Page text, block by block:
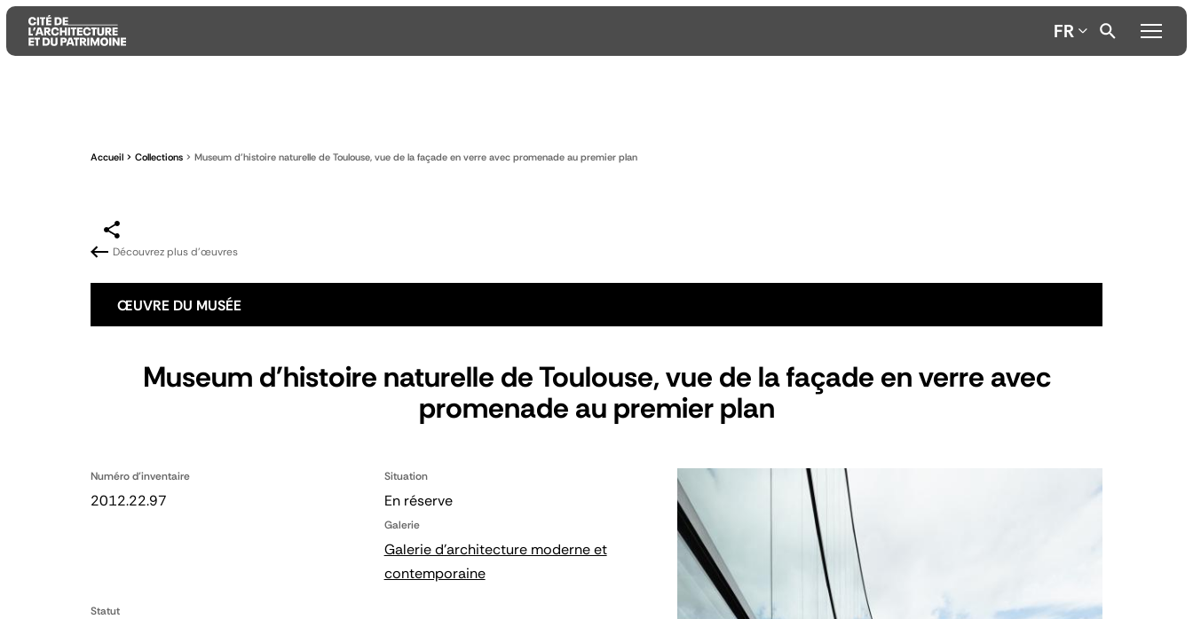
FR
Accueil Collections Museum d'histoire naturelle de Toulouse, vue de la façade en verre avec promenade au premier plan
Découvrez plus d'œuvres
ŒUVRE DU MUSÉE
Museum d'histoire naturelle de Toulouse, vue de la façade en verre avec
promenade au premier plan
Numéro d'inventaire
2012.22.97
Situation
En réserve
Galerie
Galerie d'architecture moderne et
contemporaine
Statut